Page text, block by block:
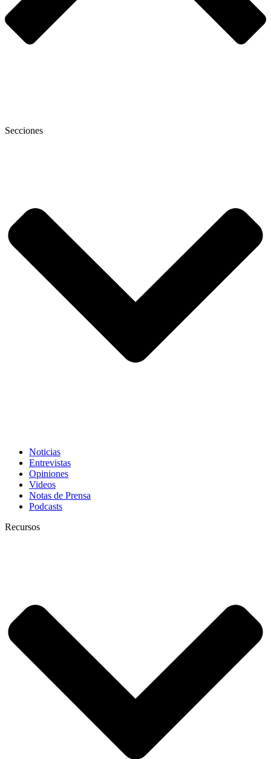
Secciones
Noticias
Entrevistas
Opiniones
Videos
Notas de Prensa
Podcasts
Recursos